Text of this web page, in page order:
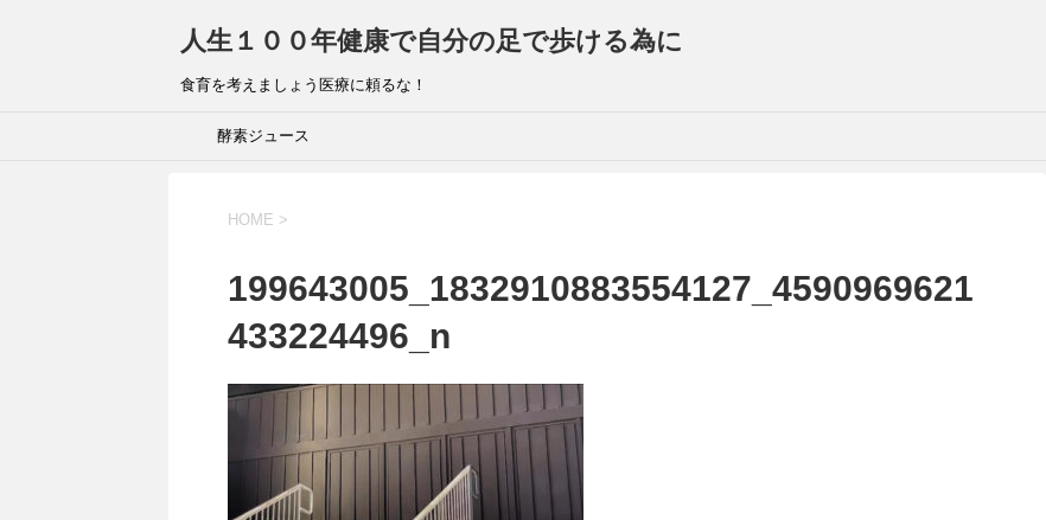
人生１００年健康で自分の足で歩ける為に
食育を考えましょう医療に頼るな！
酵素ジュース
HOME >
199643005_1832910883554127_4590969621
433224496_n